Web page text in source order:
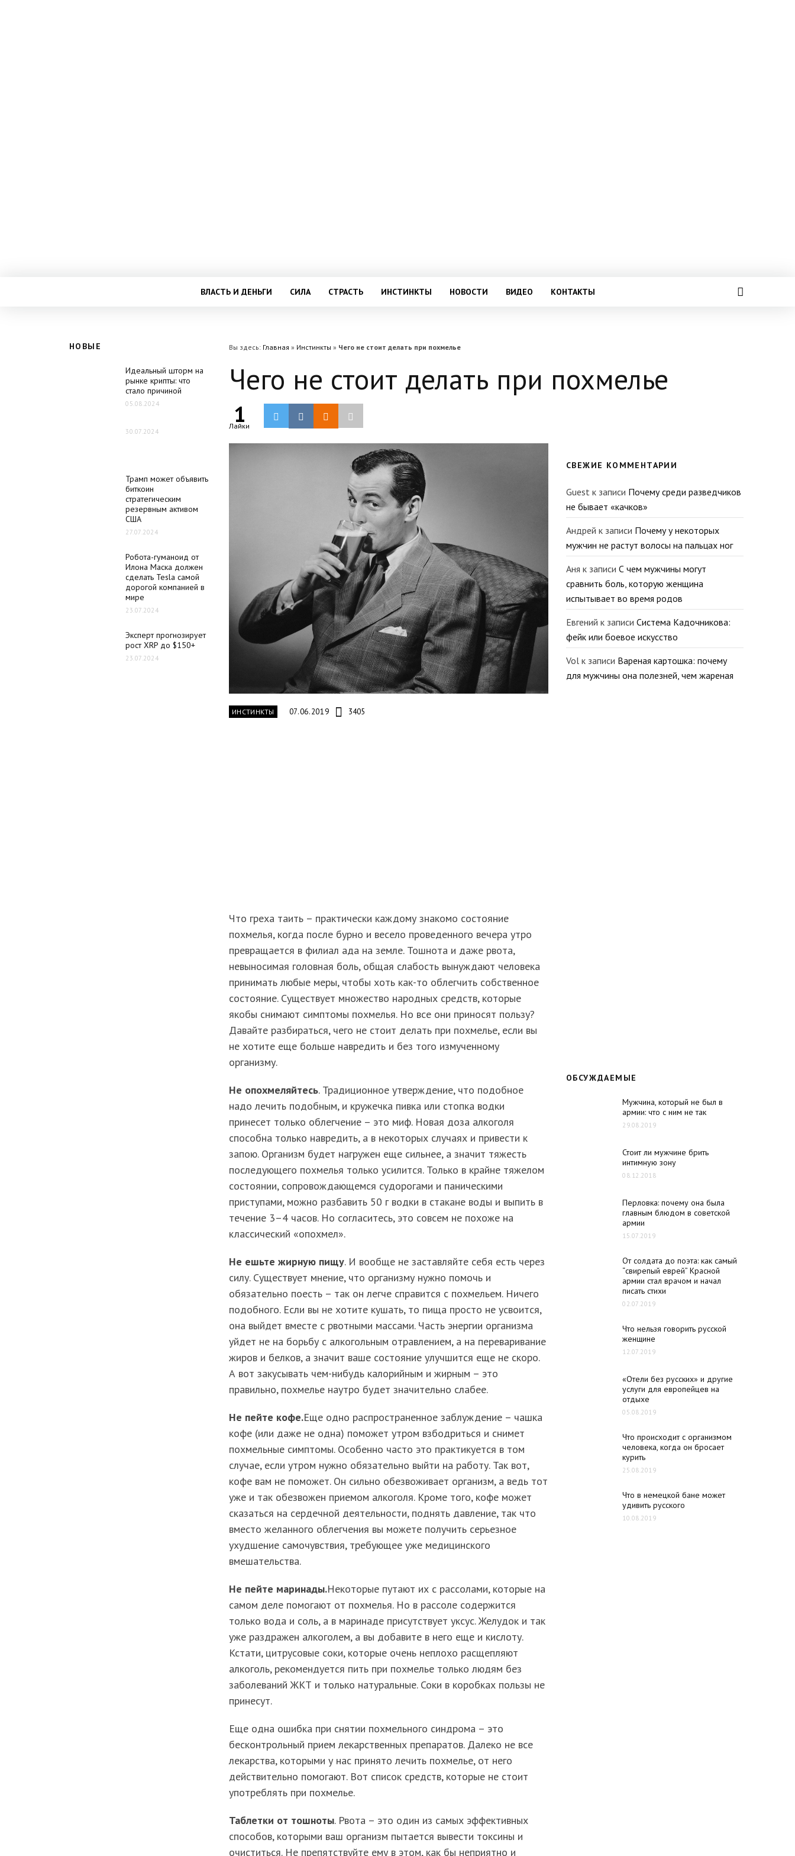
ВЛАСТЬ И ДЕНЬГИ СИЛА СТРАСТЬ ИНСТИНКТЫ НОВОСТИ ВИДЕО КОНТАКТЫ
НОВЫЕ
Идеальный шторм на
рынке крипты: что
стало причиной
05.08.2024
30.07.2024
Трамп может объявить
биткоин
стратегическим
резервным активом
США
27.07.2024
Робота-гуманоид от
Илона Маска должен
сделать Tesla самой
дорогой компанией в
мире
23.07.2024
Эксперт прогнозирует
рост XRP до $150+
23.07.2024
Вы здесь: Главная » Инстинкты » Чего не стоит делать при похмелье
Чего не стоит делать при похмелье
1
Лайки
ИНСТИНКТЫ 07.06.2019 3405
Что греха таить – практически каждому знакомо состояние
похмелья, когда после бурно и весело проведенного вечера утро
превращается в филиал ада на земле. Тошнота и даже рвота,
невыносимая головная боль, общая слабость вынуждают человека
принимать любые меры, чтобы хоть как-то облегчить собственное
состояние. Существует множество народных средств, которые
якобы снимают симптомы похмелья. Но все они приносят пользу?
Давайте разбираться, чего не стоит делать при похмелье, если вы
не хотите еще больше навредить и без того измученному
организму.
Не опохмеляйтесь. Традиционное утверждение, что подобное
надо лечить подобным, и кружечка пивка или стопка водки
принесет только облегчение – это миф. Новая доза алкоголя
способна только навредить, а в некоторых случаях и привести к
запою. Организм будет нагружен еще сильнее, а значит тяжесть
последующего похмелья только усилится. Только в крайне тяжелом
состоянии, сопровождающемся судорогами и паническими
приступами, можно разбавить 50 г водки в стакане воды и выпить в
течение 3–4 часов. Но согласитесь, это совсем не похоже на
классический «опохмел».
Не ешьте жирную пищу. И вообще не заставляйте себя есть через
силу. Существует мнение, что организму нужно помочь и
обязательно поесть – так он легче справится с похмельем. Ничего
подобного. Если вы не хотите кушать, то пища просто не усвоится,
она выйдет вместе с рвотными массами. Часть энергии организма
уйдет не на борьбу с алкогольным отравлением, а на переваривание
жиров и белков, а значит ваше состояние улучшится еще не скоро.
А вот закусывать чем-нибудь калорийным и жирным – это
правильно, похмелье наутро будет значительно слабее.
Не пейте кофе.Еще одно распространенное заблуждение – чашка
кофе (или даже не одна) поможет утром взбодриться и снимет
похмельные симптомы. Особенно часто это практикуется в том
случае, если утром нужно обязательно выйти на работу. Так вот,
кофе вам не поможет. Он сильно обезвоживает организм, а ведь тот
уже и так обезвожен приемом алкоголя. Кроме того, кофе может
сказаться на сердечной деятельности, поднять давление, так что
вместо желанного облегчения вы можете получить серьезное
ухудшение самочувствия, требующее уже медицинского
вмешательства.
Не пейте маринады.Некоторые путают их с рассолами, которые на
самом деле помогают от похмелья. Но в рассоле содержится
только вода и соль, а в маринаде присутствует уксус. Желудок и так
уже раздражен алкоголем, а вы добавите в него еще и кислоту.
Кстати, цитрусовые соки, которые очень неплохо расщепляют
алкоголь, рекомендуется пить при похмелье только людям без
заболеваний ЖКТ и только натуральные. Соки в коробках пользы не
принесут.
Еще одна ошибка при снятии похмельного синдрома – это
бесконтрольный прием лекарственных препаратов. Далеко не все
лекарства, которыми у нас принято лечить похмелье, от него
действительно помогают. Вот список средств, которые не стоит
употреблять при похмелье.
Таблетки от тошноты. Рвота – это один из самых эффективных
способов, которыми ваш организм пытается вывести токсины и
очиститься. Не препятствуйте ему в этом, как бы неприятно и
СВЕЖИЕ КОММЕНТАРИИ
Guest к записи Почему среди разведчиков
не бывает «качков»
Андрей к записи Почему у некоторых
мужчин не растут волосы на пальцах ног
Аня к записи С чем мужчины могут
сравнить боль, которую женщина
испытывает во время родов
Евгений к записи Система Кадочникова:
фейк или боевое искусство
Vol к записи Вареная картошка: почему
для мужчины она полезней, чем жареная
ОБСУЖДАЕМЫЕ
Мужчина, который не был в
армии: что с ним не так
29.08.2019
Стоит ли мужчине брить
интимную зону
08.12.2018
Перловка: почему она была
главным блюдом в советской
армии
15.07.2019
От солдата до поэта: как самый
“свирепый еврей” Красной
армии стал врачом и начал
писать стихи
02.07.2019
Что нельзя говорить русской
женщине
12.07.2019
«Отели без русских» и другие
услуги для европейцев на
отдыхе
05.08.2019
Что происходит с организмом
человека, когда он бросает
курить
25.08.2019
Что в немецкой бане может
удивить русского
10.08.2019